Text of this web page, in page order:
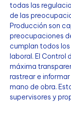
todas las
de las
Producción son
preocupaciones
cumplan todos
laboral. El Control
máxima
rastrear e
mano de obra.
supervisores y